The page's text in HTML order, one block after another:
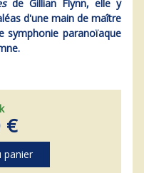
de Gillian Flynn, elle y
d'une main de maître
symphonie paranoïaque
€
panier